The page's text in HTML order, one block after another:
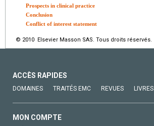
Prospects in clinical practice
Conclusion
Conflict of interest statement
© 2010 Elsevier Masson SAS. Tous droits réservés.
ACCÈS RAPIDES
DOMAINES TRAITÉS EMC REVUES LIVRES
MON COMPTE